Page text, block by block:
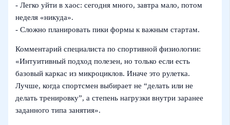
- Легко уйти в хаос: сегодня много, завтра мало, потом
неделя «никуда».
- Сложно планировать пики формы к важным стартам.
Комментарий специалиста по спортивной физиологии:
«Интуитивный подход полезен, но только если есть
базовый каркас из микроциклов. Иначе это рулетка.
Лучше, когда спортсмен выбирает не “делать или не
делать тренировку”, а степень нагрузки внутри заранее
заданного типа занятия».